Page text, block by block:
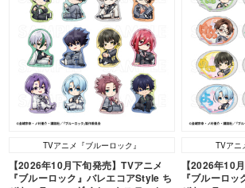
TVアニメ『ブルーロック』
【2026年10月下旬発売】TVアニメ
『ブルーロック』バレエコアStyle ち
TVアニ
【2026年10
『ブルーロ